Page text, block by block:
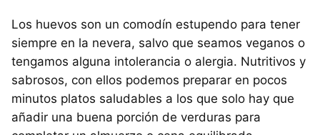
Los huevos son un comodín estupendo para tener
siempre en la nevera, salvo que seamos veganos o
tengamos alguna intolerancia o alergia. Nutritivos y
sabrosos, con ellos podemos preparar en pocos
minutos platos saludables a los que solo hay que
añadir una buena porción de verduras para